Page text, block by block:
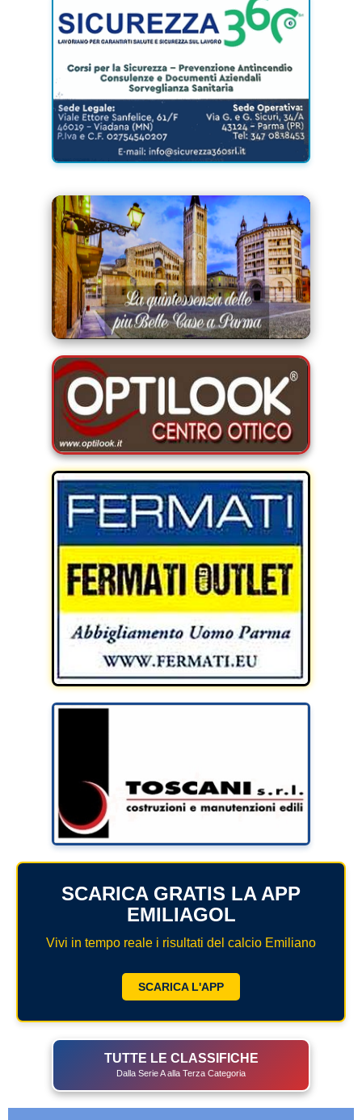
SCARICA GRATIS LA APP
EMILIAGOL
Vivi in tempo reale i risultati del calcio Emiliano
SCARICA L'APP
TUTTE LE CLASSIFICHE
Dalla Serie A alla Terza Categoria